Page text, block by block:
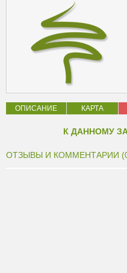
ОПИСАНИЕ КАРТА
К ДАННОМУ
ОТЗЫВЫ И КОММЕНТАРИИ